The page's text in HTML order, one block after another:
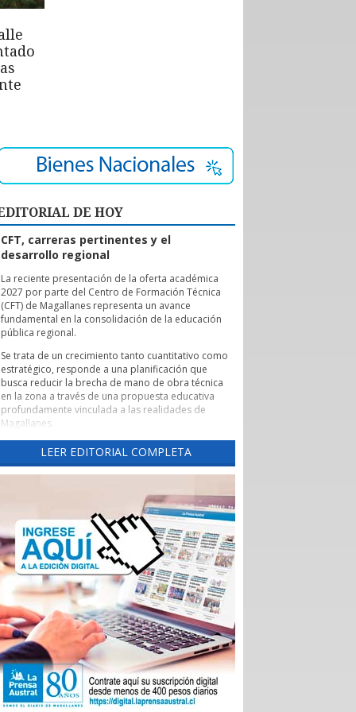
DE HOY
CFT, carreras pertinentes y el
desarrollo regional
La reciente presentación de la oferta académica
2027 por parte del Centro de Formación Técnica
(CFT) de Magallanes representa un avance
fundamental en la consolidación de la educación
pública regional.
Se trata de un crecimiento tanto cuantitativo como
estratégico, responde a una planificación que
busca reducir la brecha de mano de obra técnica
en la zona a través de una propuesta educativa
profundamente vinculada a las realidades de
Magallanes.
Evaluación de pertinencia y conexión con el sector
productivo forman parte de uno de los pilares de
esta nueva etapa. Según lo explicado por la
necesidades reales de los sectores productivos y
de servicios de la región, asegurando que los
egresados cuenten con una inserción laboral
efectiva y que la formación no derive en una
saturación del mercado, sino en una respuesta a
demandas insatisfechas. Carreras como
Instrumentación y Control de Procesos Industriales
y Logística con mención en Operaciones
Portuarias, que se impartirán tanto en la capital
regional como en Puerto Natales, son ejemplos
claros de formación técnica orientada a los
desafíos productivos actuales.
También cabe destacar la expansión territorial,
con las nuevas sedes en Punta Arenas y Puerto
Natales.
LEER EDITORIAL COMPLETA